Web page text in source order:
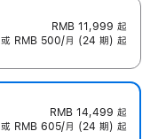
RMB 11,999 起
或 RMB 500/月 (24 期) 起
RMB 14,499 起
或 RMB 605/月 (24 期) 起